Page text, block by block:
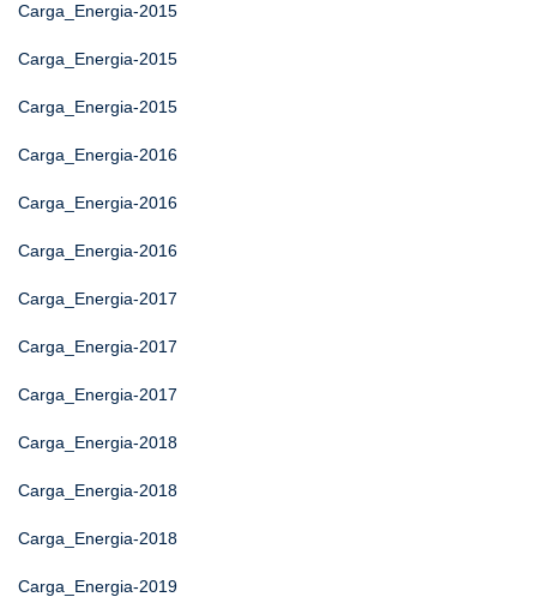
Carga_Energia-2015
Carga_Energia-2015
Carga_Energia-2015
Carga_Energia-2016
Carga_Energia-2016
Carga_Energia-2016
Carga_Energia-2017
Carga_Energia-2017
Carga_Energia-2017
Carga_Energia-2018
Carga_Energia-2018
Carga_Energia-2018
Carga_Energia-2019